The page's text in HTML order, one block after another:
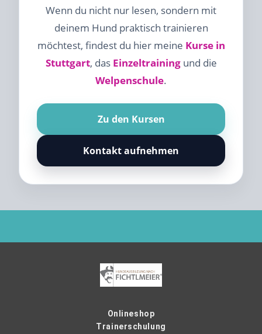
Wenn du nicht nur lesen, sondern mit
deinem Hund praktisch trainieren
möchtest, findest du hier meine Kurse in
Stuttgart, das Einzeltrainingund die
Welpenschule.
Zu den Kursen
Kontakt aufnehmen
Onlineshop
Trainerschulung